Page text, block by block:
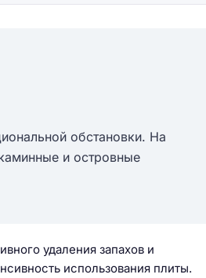
обстановки. На
и островные
удаления запахов и
использования плиты.